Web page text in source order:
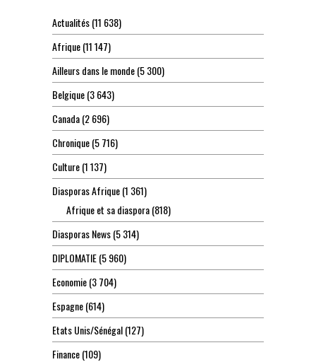
Actualités(11 638)
Afrique(11 147)
Ailleurs dans le monde(5 300)
Belgique(3 643)
Canada(2 696)
Chronique(5 716)
Culture(1 137)
Diasporas Afrique(1 361)
Afrique et sa diaspora(818)
Diasporas News(5 314)
DIPLOMATIE(5 960)
Economie(3 704)
Espagne(614)
Etats Unis/Sénégal(127)
Finance(109)